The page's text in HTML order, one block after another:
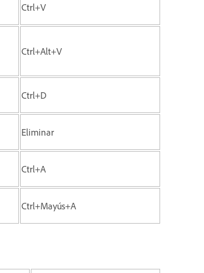
Ctrl+V
Ctrl+Alt+V
Ctrl+D
Eliminar
Ctrl+A
Ctrl+Mayús+A